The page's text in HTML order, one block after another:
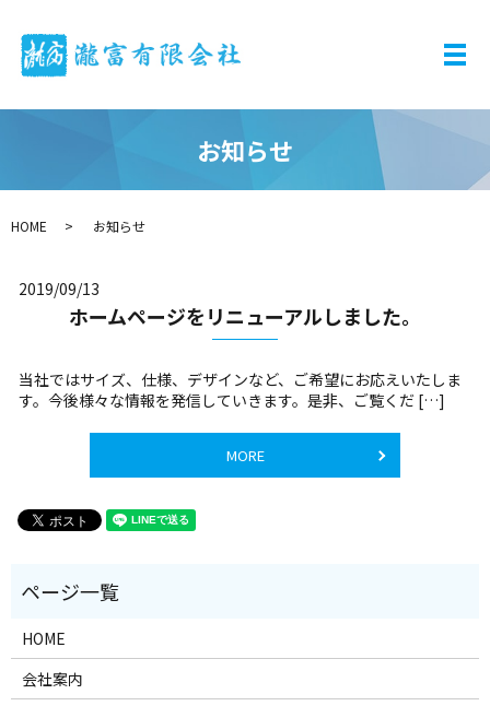
メ
お知らせ
HOME お知らせ
2019/09/13
ホームページをリニューアルしました。
当社ではサイズ、仕様、デザインなど、ご希望にお応えいたしま
す。今後様々な情報を発信していきます。是非、ご覧くだ […]
MORE
HOME
会社案内